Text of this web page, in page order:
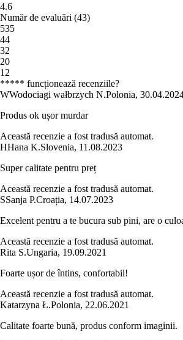
4.6
Număr de evaluări (43)
535
44
32
20
1 2
***** funcționează recenziile?
WWodociagi wałbrzych N.Polonia,
Produs ok ușor murdar
Această recenzie a fost tradusă automat.
HHana K.Slovenia, 11.08.2023
Super calitate pentru preț
Această recenzie a fost tradusă automat.
SSanja P.Croația, 14.07.2023
Excelent pentru a te bucura sub pini, are o
Această recenzie a fost tradusă automat.
Rita S.Ungaria, 19.09.2021
Foarte ușor de întins, confortabil!
Această recenzie a fost tradusă automat.
Katarzyna Ł.Polonia, 22.06.2021
Calitate foarte bună, produs conform imaginii.